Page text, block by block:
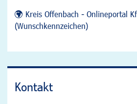
Kreis Offenbach - Onlineportal
(Wunschkennzeichen)
Kontakt